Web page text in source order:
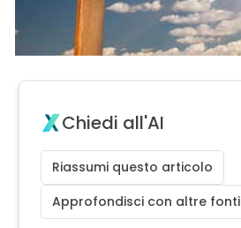
Chiedi all'AI
Riassumi questo articolo
Approfondisci con altre fonti